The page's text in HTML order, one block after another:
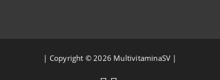
| Copyright © 2026 MultivitaminaSV |